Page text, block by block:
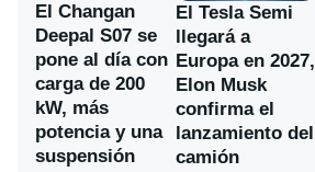
El Changan
Deepal S07 se
pone al día con
carga de 200
kW, más
potencia y una
suspensión
El Tesla Semi
llegará a
Europa en 2027,
Elon Musk
confirma el
lanzamiento del
camión